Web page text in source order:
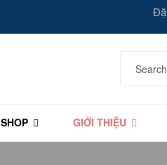
SHOP GIỚI THIỆU